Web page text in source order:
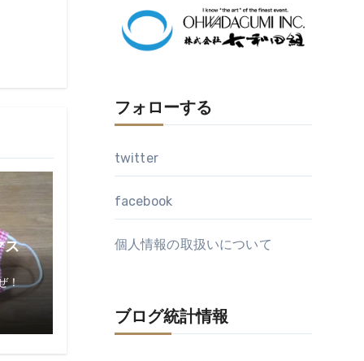
ス
！
ブ
フォローする
twitter
facebook
個人情報の取扱いについて
ブログ統計情報